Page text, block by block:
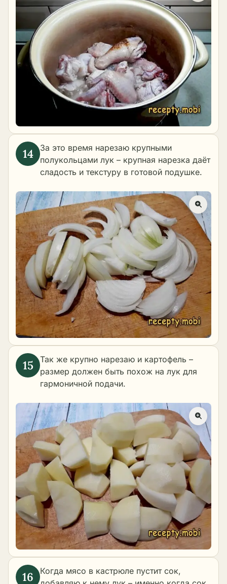
За это время нарезаю крупными
полукольцами лук – крупная нарезка даёт
сладость и текстуру в готовой подушке.
Так же крупно нарезаю и картофель –
размер должен быть похож на лук для
гармоничной подачи.
Когда мясо в кастрюле пустит сок,